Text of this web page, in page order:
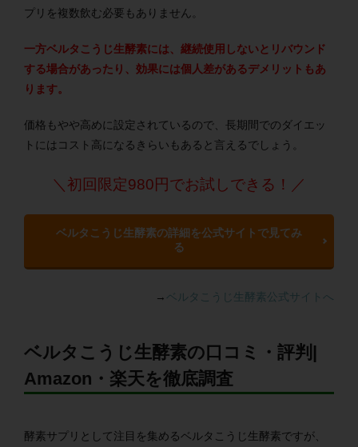
プリを複数飲む必要もありません。
一方ベルタこうじ生酵素には、継続使用しないとリバウンド
する場合があったり、効果には個人差があるデメリットもあ
ります。
価格もやや高めに設定されているので、長期間でのダイエッ
トにはコスト高になるきらいもあると言えるでしょう。
＼初回限定980円でお試しできる！／
ベルタこうじ生酵素の詳細を公式サイトで見てみ
る
→ ベルタこうじ生酵素公式サイトへ
ベルタこうじ生酵素の口コミ・評判|
Amazon・楽天を徹底調査
酵素サプリとして注目を集めるベルタこうじ生酵素ですが、